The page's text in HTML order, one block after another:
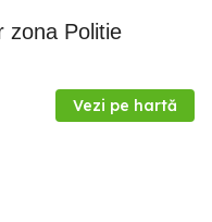
zona Politie
Vezi pe hartă